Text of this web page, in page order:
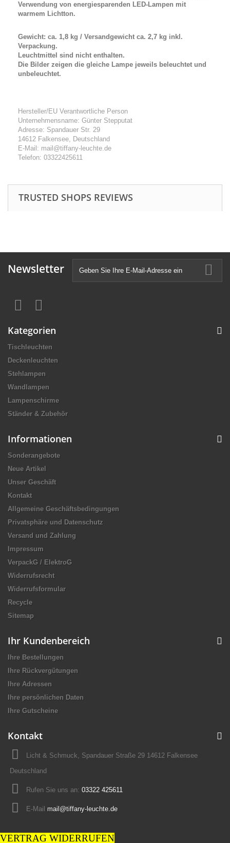
Verwendung von energiesparenden LED-Lampen mit
warmem Lichtton.
Gewicht: ca. 1,8 kg / Versandgewicht ca. 2,7 kg inkl.
Verpackung.
Leuchtmittel sind nicht enthalten.
Die Bilder zeigen die gleiche Lampe jeweils beleuchtet und
unbeleuchtet.
Hersteller/EU Verantwortliche Person
Unternehmensname: Günter Stepputat
Adresse: Spandauer Str. 29
14612 Falkensee, Deutschland
E-Mail: mail@tiffany-leuchte.de
Telefon: 03322425611
TRUSTED SHOPS REVIEWS
Newsletter
Kategorien
Tischleuchten
Deckenleuchten
Stehlampen
Wandlampen
Lampenschirme
Ständer & Zubehör
Informationen
Sonderangebote
Neue Artikel
Unser Geschäft
Kontakt
Allgemeine Geschäftsbedingungen
Privatsphäre und Datenschutz
Versand und Zahlung
Impressum
VerpackG / ElektroG
Widerrufsrecht
Widerrufsformular
Recycle
Sitemap
Ihr Kundenbereich
Ihre Bestellungen
Ihre Rückvergütungen
Ihre Adressen
Ihre persönlichen Daten
Ihre Gutscheine
Kontakt
Licht & Schmuck, Spandauer Straße 29 14612 Falkensee
Deutschland
Rufen Sie uns an: 03322 425611
E-Mail mail@tiffany-leuchte.de
VERTRAG WIDERRUFEN